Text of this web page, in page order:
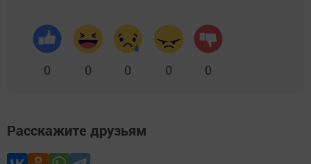
0 0 0 0 0
Расскажите друзьям